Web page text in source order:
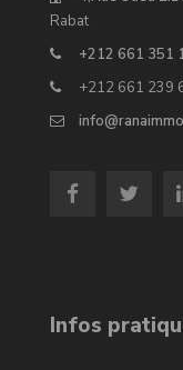
Rabat
+212 661 351
+212 661 239
Infos